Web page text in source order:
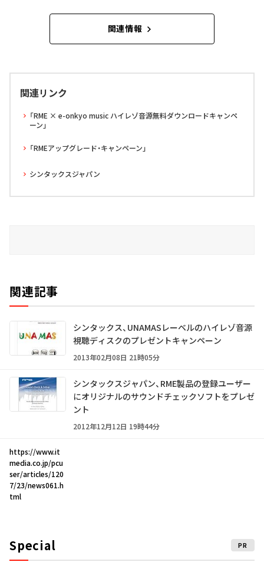
関連情報
関連リンク
「RME × e-onkyo music ハイレゾ音源無料ダウンロードキャンペ
ーン」
「RMEアップグレード・キャンペーン」
シンタックスジャパン
関連記事
シンタックス、UNAMASレーベルのハイレゾ音源
視聴ディスクのプレゼントキャンペーン
2013年02月08日 21時05分
シンタックスジャパン、RME製品の登録ユーザー
にオリジナルのサウンドチェックソフトをプレゼ
ント
2012年12月12日 19時44分
https://www.it
media.co.jp/pcu
ser/articles/120
7/23/news061.h
tml
Special PR